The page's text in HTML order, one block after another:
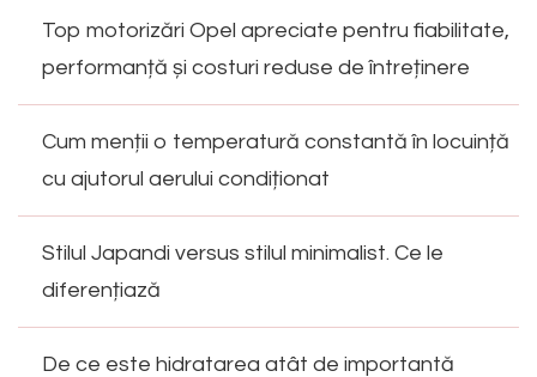
Top motorizări Opel apreciate pentru fiabilitate,
performanță și costuri reduse de întreținere
Cum menții o temperatură constantă în locuință
cu ajutorul aerului condiționat
Stilul Japandi versus stilul minimalist. Ce le
diferențiază
De ce este hidratarea atât de importantă